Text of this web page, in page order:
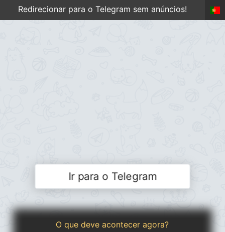
Redirecionar para o Telegram sem anúncios!
Ir para o Telegram
O que deve acontecer agora?